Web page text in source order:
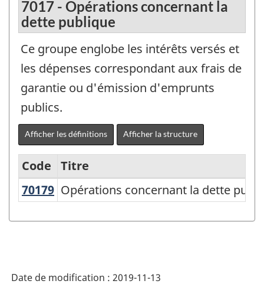
7017 - Opérations concernant la
dette publique
Ce groupe englobe les intérêts versés et
les dépenses correspondant aux frais de
garantie ou d'émission d'emprunts
publics.
Afficher les définitions Afficher la structure
Classification
des
Code
Titre
70179 Opérations concernant la dette
Opérations concernant la dette
Date de modification : 2019-11-13